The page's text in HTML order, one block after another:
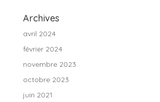
Archives
avril 2024
février 2024
novembre 2023
octobre 2023
juin 2021